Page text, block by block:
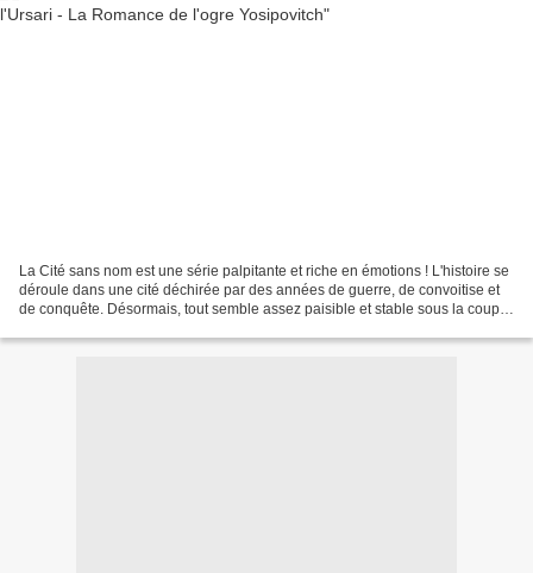
La Cité sans nom est une série palpitante et riche en émotions ! L'histoire se
déroule dans une cité déchirée par des années de guerre, de convoitise et
de conquête. Désormais, tout semble assez paisible et stable sous la coupe